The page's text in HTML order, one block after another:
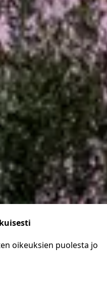
oikeuksien puolesta jo